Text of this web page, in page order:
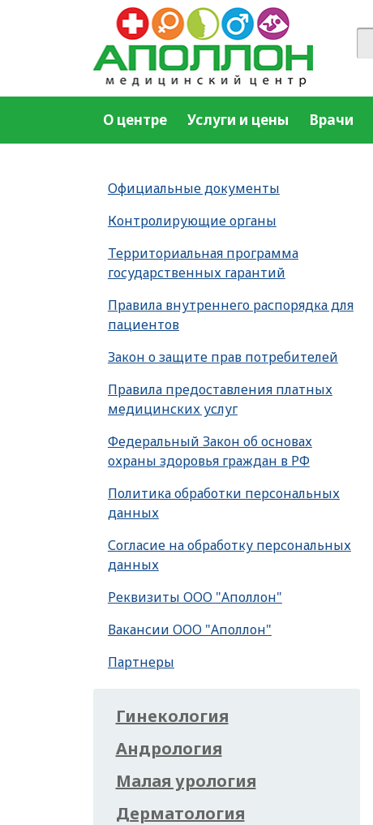
О центре Услуги и цены Врачи
Официальные документы
Контролирующие органы
Территориальная программа
государственных гарантий
Правила внутреннего распорядка для
пациентов
Закон о защите прав потребителей
Правила предоставления платных
медицинских услуг
Федеральный Закон об основах
охраны здоровья граждан в РФ
Политика обработки персональных
данных
Согласие на обработку персональных
данных
Реквизиты ООО "Аполлон"
Вакансии ООО "Аполлон"
Партнеры
Гинекология
Андрология
Малая урология
Дерматология